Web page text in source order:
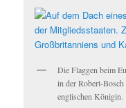
Die Flaggen beim
in der Robert-Bosch
englischen Königin.